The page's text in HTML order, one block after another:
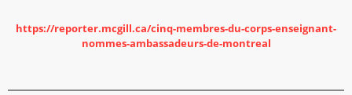
https://reporter.mcgill.ca/cinq-membres-du-corps-enseignant-
nommes-ambassadeurs-de-montreal